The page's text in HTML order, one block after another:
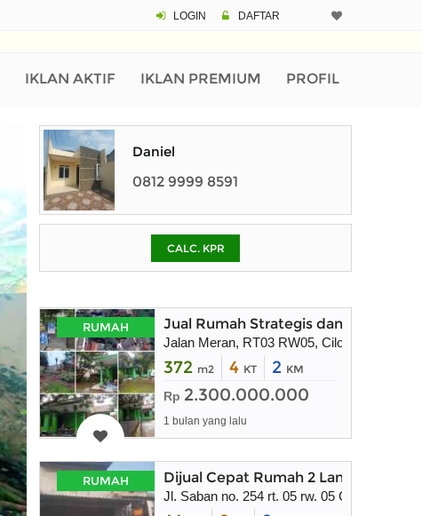
LOGIN DAFTAR
IKLAN AKTIF IKLAN PREMIUM PROFILPinjaman (PIN)
pada kotak-
Daniel
0812 9999 8591
CALC. KPR
RUMAH Jual Rumah Strategis dan Lahan
Jalan Meran, RT03 RW05, Cilodong Kel. ,
372 m2 4 KT 2 KM
Rp 2.300.000.000
1 bulan yang lalu
RUMAH Dijual Cepat Rumah 2 Lantai 200
Jl. Saban no. 254 rt. 05 rw. 05 Cilodong